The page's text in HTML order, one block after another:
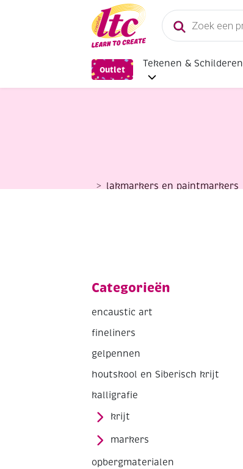
Producten
zoeken
Outlet
Tekenen & Schilderen
lakmarkers en paintmarkers
Categorieën
encaustic art
fineliners
gelpennen
houtskool en Siberisch krijt
kalligrafie
krijt
markers
opbergmaterialen